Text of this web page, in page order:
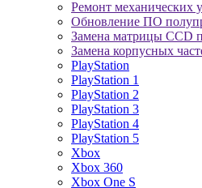
Ремонт механических
Обновление ПО
Замена матрицы CCD
Замена корпусных
PlayStation
PlayStation 1
PlayStation 2
PlayStation 3
PlayStation 4
PlayStation 5
Xbox
Xbox 360
Xbox One S